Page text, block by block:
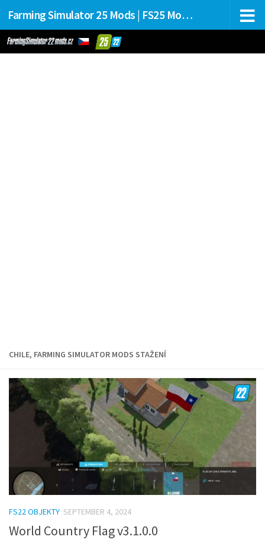
Farming Simulator 25 Mods | FS25 Mods Stahování
CHILE, FARMING SIMULATOR MODS STAŽENÍ
FS22 OBJEKTY SEPTEMBER 4, 2024
World Country Flag v3.1.0.0